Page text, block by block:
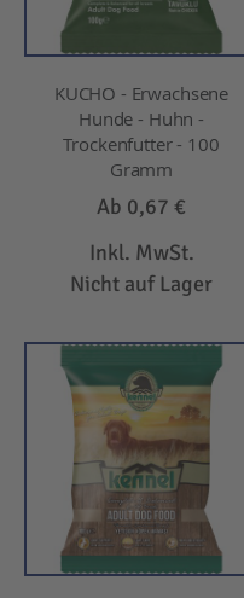
KUCHO - Erwachsene
Hunde - Huhn -
Trockenfutter - 100
Gramm
Ab 0,67 €
Inkl. MwSt.
Nicht auf Lager